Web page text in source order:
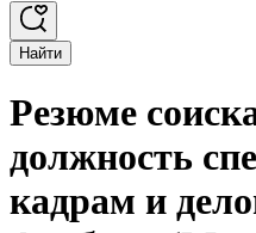
Найти
Резюме
должность
кадрам и